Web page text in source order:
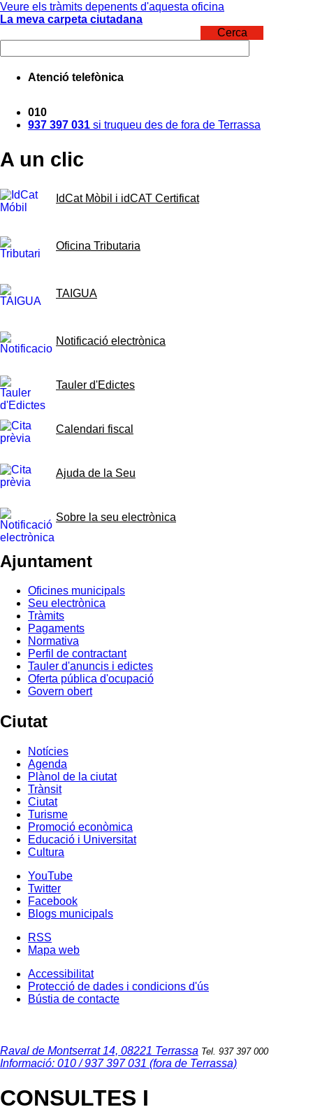
Veure els tràmits depenents d'aquesta oficina
La meva carpeta ciutadana
Cerca
Atenció telefònica
010
937 397 031 si truqueu des de fora de Terrassa
A un clic
IdCat Mòbil i idCAT Certificat
Oficina Tributaria
TAIGUA
Notificació electrònica
Tauler d'Edictes
Calendari fiscal
Ajuda de la Seu
Sobre la seu electrònica
Ajuntament
Oficines municipals
Seu electrònica
Tràmits
Pagaments
Normativa
Perfil de contractant
Tauler d'anuncis i edictes
Oferta pública d'ocupació
Govern obert
Ciutat
Notícies
Agenda
Plànol de la ciutat
Trànsit
Ciutat
Turisme
Promoció econòmica
Educació i Universitat
Cultura
YouTube
Twitter
Facebook
Blogs municipals
RSS
Mapa web
Accessibilitat
Protecció de dades i condicions d'ús
Bústia de contacte
Raval de Montserrat 14, 08221 Terrassa Tel. 937 397 000
Informació: 010 / 937 397 031 (fora de Terrassa)
CONSULTES I